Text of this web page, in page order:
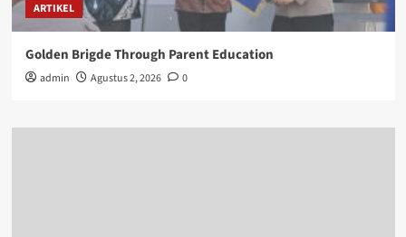
ARTIKEL
Golden Brigde Through Parent Education
admin Agustus 2, 2026 0